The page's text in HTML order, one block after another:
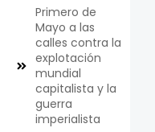
Primero de
Mayo a las
calles contra la
explotación
mundial
capitalista y la
guerra
imperialista